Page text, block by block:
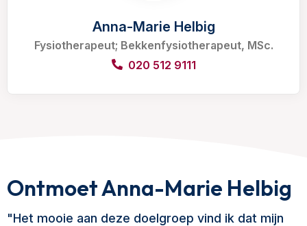
Anna-Marie Helbig
Fysiotherapeut; Bekkenfysiotherapeut, MSc.
020 512 9111
Ontmoet Anna-Marie Helbig
"Het mooie aan deze doelgroep vind ik dat mijn